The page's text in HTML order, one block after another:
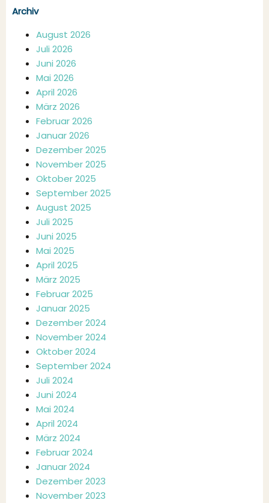
Archiv
August 2026
Juli 2026
Juni 2026
Mai 2026
April 2026
März 2026
Februar 2026
Januar 2026
Dezember 2025
November 2025
Oktober 2025
September 2025
August 2025
Juli 2025
Juni 2025
Mai 2025
April 2025
März 2025
Februar 2025
Januar 2025
Dezember 2024
November 2024
Oktober 2024
September 2024
Juli 2024
Juni 2024
Mai 2024
April 2024
März 2024
Februar 2024
Januar 2024
Dezember 2023
November 2023